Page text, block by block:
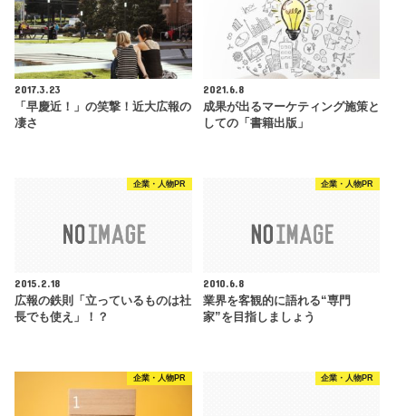
2017.3.23
「早慶近！」の笑撃！近大広報の
凄さ
2021.6.8
成果が出るマーケティング施策と
しての「書籍出版」
企業・人物PR
2015.2.18
広報の鉄則「立っているものは社
長でも使え」！？
企業・人物PR
2010.6.8
業界を客観的に語れる“専門
家”を目指しましょう
企業・人物PR 企業・人物PR